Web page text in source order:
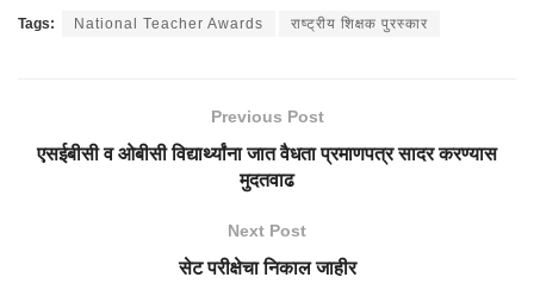
Tags: National Teacher Awards राष्ट्रीय शिक्षक पुरस्कार
Previous Post
एसईबीसी व ओबीसी विद्यार्थ्यांना जात वैधता प्रमाणपत्र सादर करण्यास
मुदतवाढ
Next Post
सेट परीक्षेचा निकाल जाहीर